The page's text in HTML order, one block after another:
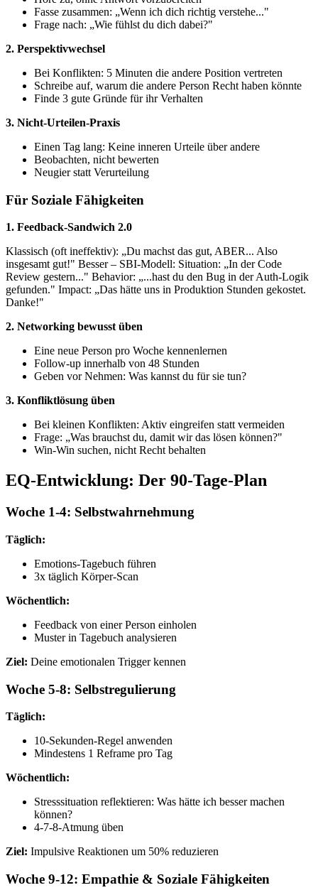
Fasse zusammen: „Wenn ich dich richtig verstehe..."
Frage nach: „Wie fühlst du dich dabei?"
2. Perspektivwechsel
Bei Konflikten: 5 Minuten die andere Position vertreten
Schreibe auf, warum die andere Person Recht haben könnte
Finde 3 gute Gründe für ihr Verhalten
3. Nicht-Urteilen-Praxis
Einen Tag lang: Keine inneren Urteile über andere
Beobachten, nicht bewerten
Neugier statt Verurteilung
Für Soziale Fähigkeiten
1. Feedback-Sandwich 2.0
Klassisch (oft ineffektiv): „Du machst das gut, ABER... Also
insgesamt gut!" Besser – SBI-Modell: Situation: „In der Code
Review gestern..." Behavior: „...hast du den Bug in der Auth-Logik
gefunden." Impact: „Das hätte uns in Produktion Stunden gekostet.
Danke!"
2. Networking bewusst üben
Eine neue Person pro Woche kennenlernen
Follow-up innerhalb von 48 Stunden
Geben vor Nehmen: Was kannst du für sie tun?
3. Konfliktlösung üben
Bei kleinen Konflikten: Aktiv eingreifen statt vermeiden
Frage: „Was brauchst du, damit wir das lösen können?"
Win-Win suchen, nicht Recht behalten
EQ-Entwicklung: Der 90-Tage-Plan
Woche 1-4: Selbstwahrnehmung
Täglich:
Emotions-Tagebuch führen
3x täglich Körper-Scan
Wöchentlich:
Feedback von einer Person einholen
Muster in Tagebuch analysieren
Ziel: Deine emotionalen Trigger kennen
Woche 5-8: Selbstregulierung
Täglich:
10-Sekunden-Regel anwenden
Mindestens 1 Reframe pro Tag
Wöchentlich:
Stresssituation reflektieren: Was hätte ich besser machen
können?
4-7-8-Atmung üben
Ziel: Impulsive Reaktionen um 50% reduzieren
Woche 9-12: Empathie & Soziale Fähigkeiten